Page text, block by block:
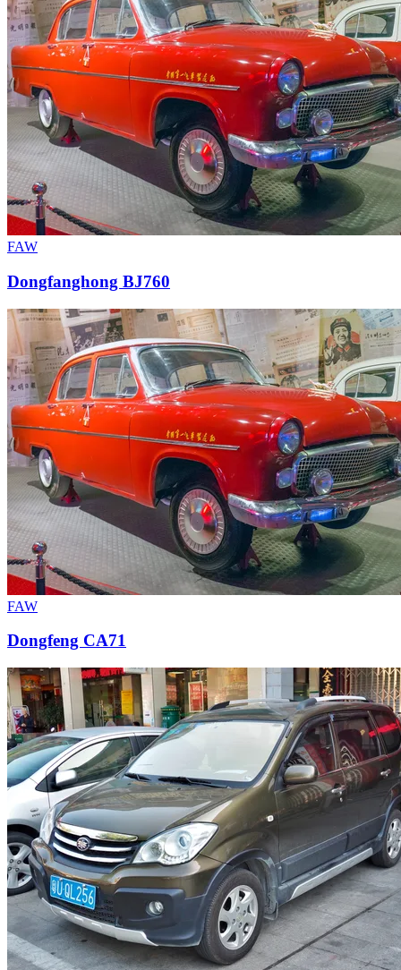
FAW
Dongfanghong BJ760
FAW
Dongfeng CA71